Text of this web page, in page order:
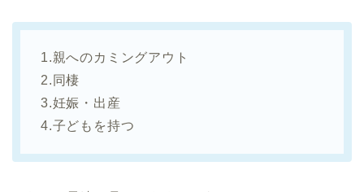
1.親へのカミングアウト
2.同棲
3.妊娠・出産
4.子どもを持つ